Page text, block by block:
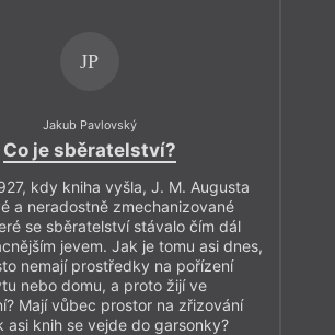
JP
Jakub Pavlovský
Co je sběratelství?
kdy kniha vyšla, J. M. Augusta
a neradostně zmechanizované
se sběratelství stávalo čím dál
jevem. Jak je tomu asi dnes,
nemají prostředky na pořízení
nebo domu, a proto žijí ve
Mají vůbec prostor na zřizování
asi knih se vejde do garsonky?